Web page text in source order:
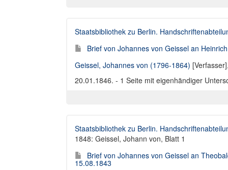
Staatsbibliothek zu Berlin.
Brief von Johannes von Geissel an
Geissel, Johannes von (1796-1864)
20.01.1846. - 1 Seite mit eigenhändiger
Staatsbibliothek zu Berlin.
1848: Geissel, Johann von, Blatt 1
Brief von Johannes von Geissel an
15.08.1843